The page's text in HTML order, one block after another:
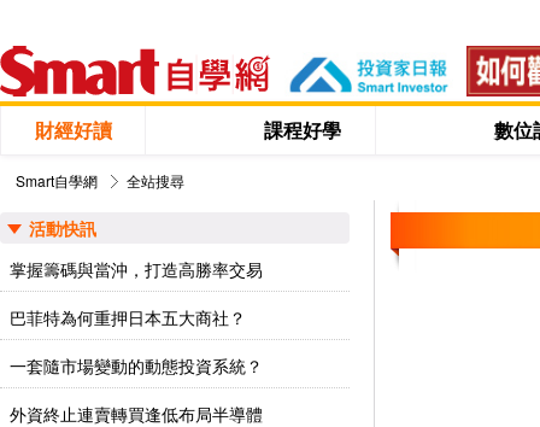
財經好讀 課程好學 數位
Smart自學網 全站搜尋
活動快訊
掌握籌碼與當沖，打造高勝率交易
巴菲特為何重押日本五大商社？
一套隨市場變動的動態投資系統？
外資終止連賣轉買逢低布局半導體